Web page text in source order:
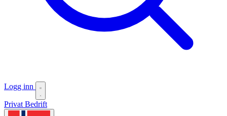
Logg inn
Privat Bedrift